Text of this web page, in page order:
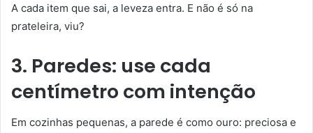
A cada item que sai, a leveza entra. E não é só na
prateleira, viu?
3. Paredes: use cada
centímetro com intenção
Em cozinhas pequenas, a parede é como ouro: preciosa e